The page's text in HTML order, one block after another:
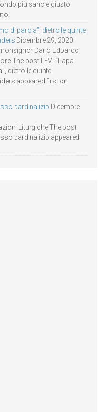
più sano e giusto
di parola”, dietro le quinte
Dicembre 29, 2020
Dario Edoardo
The post LEV: “Papa
dietro le quinte
appeared first on
cardinalizio Dicembre
Liturgiche The post
cardinalizio appeared